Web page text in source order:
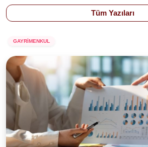
Tüm Yazıları
GAYRİMENKUL